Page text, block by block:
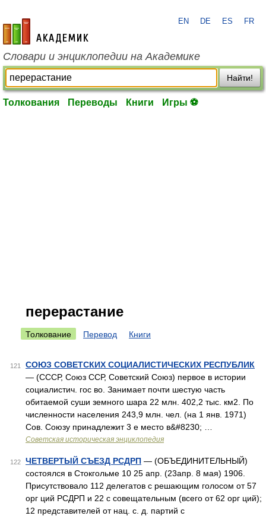
academic.ru
EN DE ES FR
Словари и энциклопедии на Академике
Найти!
Толкования Переводы Книги Игры ⚽
перерастание
Толкование Перевод Книги
121
СОЮЗ СОВЕТСКИХ СОЦИАЛИСТИЧЕСКИХ РЕСПУБЛИК
— (СССР, Союз ССР, Советский Союз) первое в истории
социалистич. гос во. Занимает почти шестую часть
обитаемой суши земного шара 22 млн. 402,2 тыс. км2. По
численности населения 243,9 млн. чел. (на 1 янв. 1971)
Сов. Союзу принадлежит 3 е место в&#8230; …
Советская историческая энциклопедия
122 ЧЕТВЕРТЫЙ СЪЕЗД РСДРП — (ОБЪЕДИНИТЕЛЬНЫЙ)
состоялся в Стокгольме 10 25 апр. (23апр. 8 мая) 1906.
Присутствовало 112 делегатов с решающим голосом от 57
орг ций РСДРП и 22 с совещательным (всего от 62 орг ций);
12 представителей от нац. с. д. партий с